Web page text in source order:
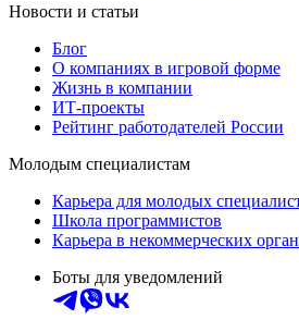
Новости и статьи
Блог
О компаниях в игровой форме
Жизнь в компании
ИТ-проекты
Рейтинг работодателей России
Молодым специалистам
Карьера для молодых
Школа программистов
Карьера в некоммерческих
Боты для уведомлений